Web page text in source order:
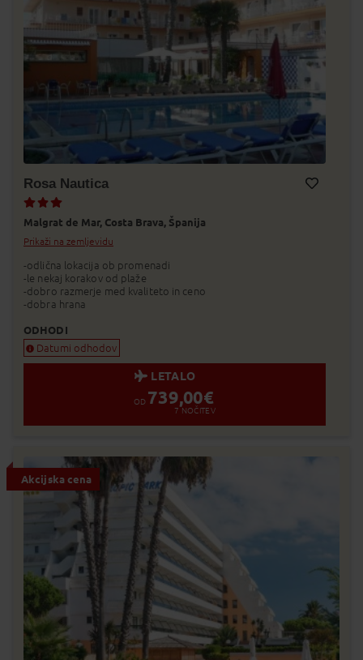
Rosa Nautica
Malgrat de Mar, Costa Brava, Španija
Prikaži na zemljevidu
-odlična lokacija ob promenadi
-le nekaj korakov od plaže
-dobro razmerje med kvaliteto in ceno
-dobra hrana
ODHODI
Datumi odhodov
LETALO
OD 739,00€
7 NOČITEV
Akcijska cena